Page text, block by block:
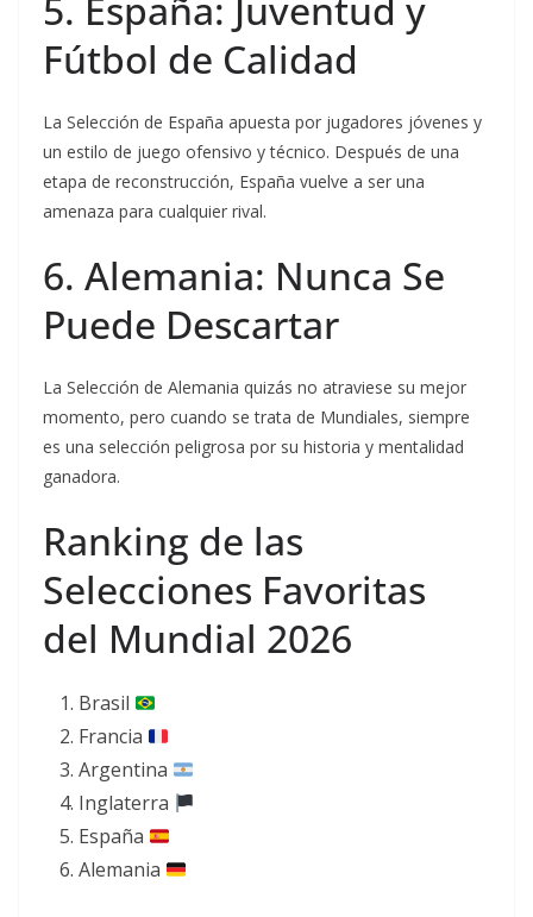
5. España: Juventud y
Fútbol de Calidad
La Selección de España apuesta por jugadores jóvenes y
un estilo de juego ofensivo y técnico. Después de una
etapa de reconstrucción, España vuelve a ser una
amenaza para cualquier rival.
6. Alemania: Nunca Se
Puede Descartar
La Selección de Alemania quizás no atraviese su mejor
momento, pero cuando se trata de Mundiales, siempre
es una selección peligrosa por su historia y mentalidad
ganadora.
Ranking de las
Selecciones Favoritas
del Mundial 2026
Brasil
Francia
Argentina
Inglaterra
España
Alemania